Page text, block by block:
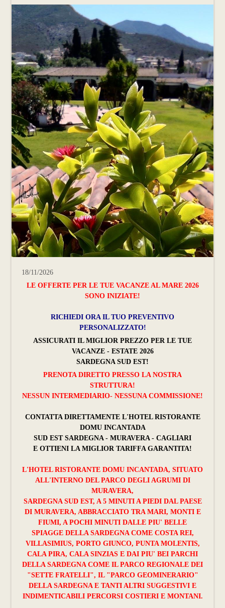
18/11/2026
LE OFFERTE PER LE TUE VACANZE AL MARE 2026
SONO INIZIATE!
RICHIEDI ORA IL TUO PREVENTIVO
PERSONALIZZATO!
ASSICURATI IL MIGLIOR PREZZO PER LE TUE
VACANZE - ESTATE 2026
SARDEGNA SUD EST!
PRENOTA DIRETTO PRESSO LA NOSTRA
STRUTTURA!
NESSUN INTERMEDIARIO- NESSUNA COMMISSIONE!
CONTATTA DIRETTAMENTE L'HOTEL RISTORANTE
DOMU INCANTADA
SUD EST SARDEGNA - MURAVERA - CAGLIARI
E OTTIENI LA MIGLIOR TARIFFA GARANTITA!
L'HOTEL RISTORANTE DOMU INCANTADA, SITUATO
ALL'INTERNO DEL PARCO DEGLI AGRUMI DI
MURAVERA,
SARDEGNA SUD EST, A 5 MINUTI A PIEDI DAL PAESE
DI MURAVERA, ABBRACCIATO TRA MARI, MONTI E
FIUMI, A POCHI MINUTI DALLE PIU' BELLE
SPIAGGE DELLA SARDEGNA COME COSTA REI,
VILLASIMIUS, PORTO GIUNCO, PUNTA MOLENTIS,
CALA PIRA, CALA SINZIAS E DAI PIU' BEI PARCHI
DELLA SARDEGNA COME IL PARCO REGIONALE DEI
"SETTE FRATELLI", IL "PARCO GEOMINERARIO"
DELLA SARDEGNA E TANTI ALTRI SUGGESTIVI E
INDIMENTICABILI PERCORSI COSTIERI E MONTANI.